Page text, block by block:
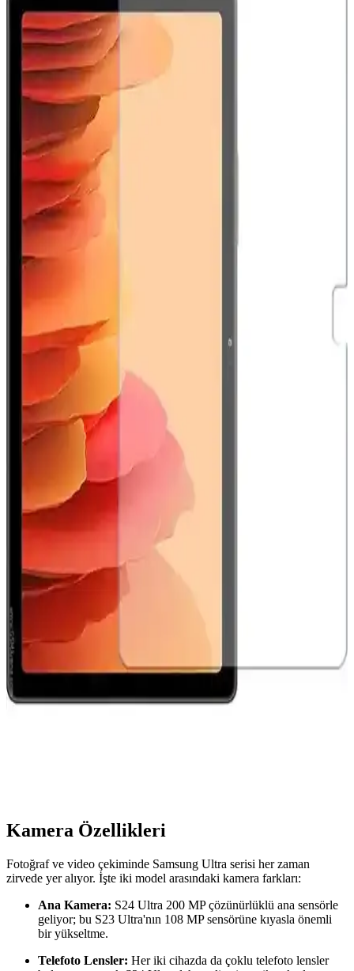
Samsung Galaxy cihazlarda Android güncellemeleriyle kurtarma
araçları kısıtlandı. Bu değişiklikler kullanıcı kontrolünü azaltırken,
alternatif işletim sistemlerine ilgiyi artırıyor.
Samsung Galaxy S26 Ultra'nın Gizlilik Ekranı
Özelliği ve Kullanıcı Deneyimleri
Samsung Galaxy S26 Ultra'nın gizlilik ekranı, yan açılardan
bakıldığında görüntü kalitesini düşürerek içeriklerin gizliliğini
sağlıyor. Ancak ekran kalitesi ve görüş açısı kısıtlamaları kullanıcılar
arasında tartışma yaratıyor.
Samsung Galaxy S22 Serisinde Donanım Kaynaklı
Bootloop Sorunları ve Etkileri
Samsung Galaxy S22 serisinde anakart lehim bağlantılarındaki
zayıflıklar nedeniyle ortaya çıkan bootloop sorunları, cihazın
Samsung Galaxy Watch İçin MobaxAksesuar Metal
Kordonlar: Şıklık ve Dayanıklılık Sunan Uyumlu
Seçenekler
MobaxAksesuar metal kordonlar, Samsung Galaxy Watch serisiyle
uyumlu, dayanıklı ve şık tasarımıyla saatlerinize modern ve estetik
bir görünüm kazandırır, kullanım kolaylığı sağlar.
Samsung Galaxy Tab S10+ 12GB RAM ve 256GB
Depolama ile Güçlü ve Çok Yönlü Tablet Deneyimi
Samsung Galaxy Tab S10+ 12GB RAM ve 256GB depolama,
üstün ekran kalitesi, güçlü işlemci ve uzun pil ömrüyle öne çıkan
çok yönlü bir tablet deneyimi sunar.
Samsung Galaxy Z TriFold Üretimi Durduruldu:
Yüksek Maliyet ve Sınırlı Talep Etkisi
Samsung, yenilikçi Galaxy Z TriFold modelinin yüksek üretim
maliyetleri ve sınırlı satış performansı nedeniyle üretimini durdurdu.
Şirket, kaynaklarını daha uygun maliyetli katlanabilir modellere
yönlendiriyor.
Samsung Galaxy Tab A7 10.4 İnç Temperli Cam
Ekran Koruyucu İncelemesi ve Kullanıcı
Deneyimleri
Kamera Özellikleri
Fotoğraf ve video çekiminde Samsung Ultra serisi her zaman
zirvede yer alıyor. İşte iki model arasındaki kamera farkları:
Ana Kamera: S24 Ultra 200 MP çözünürlüklü ana sensörle
geliyor; bu S23 Ultra'nın 108 MP sensörüne kıyasla önemli
bir yükseltme.
Telefoto Lensler: Her iki cihazda da çoklu telefoto lensler